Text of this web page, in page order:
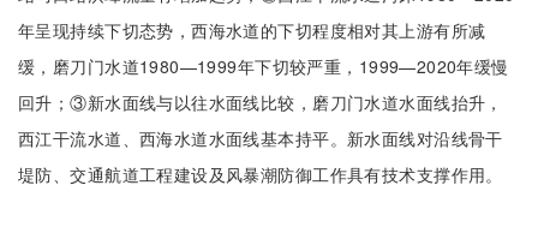
年呈现持续下切态势，西海水道的下切程度相对其上游有所减
缓，磨刀门水道1980—1999年下切较严重，1999—2020年缓慢
回升；③新水面线与以往水面线比较，磨刀门水道水面线抬升，
西江干流水道、西海水道水面线基本持平。新水面线对沿线骨干
堤防、交通航道工程建设及风暴潮防御工作具有技术支撑作用。